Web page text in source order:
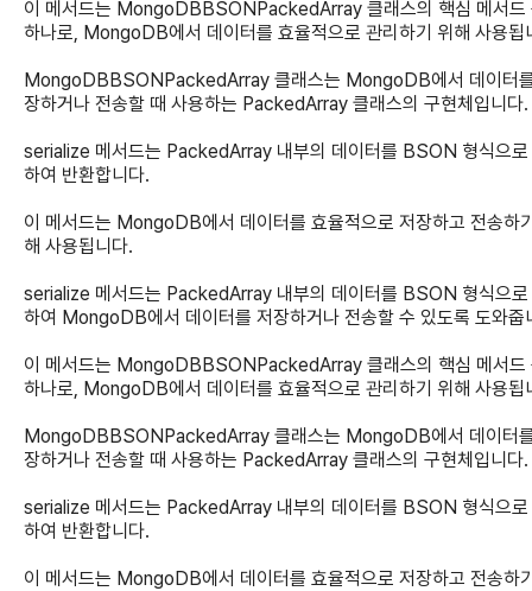
이 메서드는 MongoDBBSONPackedArray 클래스의 핵심 메서드
하나로, MongoDB에서 데이터를 효율적으로 관리하기 위해 사용됩
MongoDBBSONPackedArray 클래스는 MongoDB에서 데이터
장하거나 전송할 때 사용하는 PackedArray 클래스의 구현체입니다.
serialize 메서드는 PackedArray 내부의 데이터를 BSON 형식으로
하여 반환합니다.
이 메서드는 MongoDB에서 데이터를 효율적으로 저장하고 전송하
해 사용됩니다.
serialize 메서드는 PackedArray 내부의 데이터를 BSON 형식으로
하여 MongoDB에서 데이터를 저장하거나 전송할 수 있도록 도와줍
이 메서드는 MongoDBBSONPackedArray 클래스의 핵심 메서드
하나로, MongoDB에서 데이터를 효율적으로 관리하기 위해 사용됩
MongoDBBSONPackedArray 클래스는 MongoDB에서 데이터
장하거나 전송할 때 사용하는 PackedArray 클래스의 구현체입니다.
serialize 메서드는 PackedArray 내부의 데이터를 BSON 형식으로
하여 반환합니다.
이 메서드는 MongoDB에서 데이터를 효율적으로 저장하고 전송하